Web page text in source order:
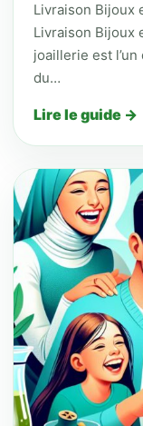
Livraison Bijoux
Livraison Bijoux
joaillerie est
du…
Lire le guide →